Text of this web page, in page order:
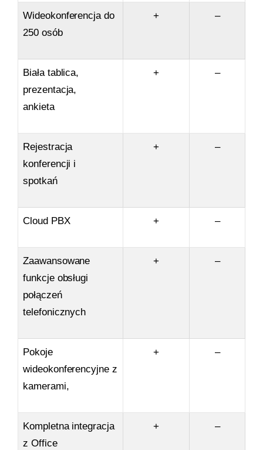
Wideokonferencja do
250 osób
+ –
Biała tablica,
prezentacja,
ankieta
+ –
Rejestracja
konferencji i
spotkań
+ –
Cloud PBX + –
Zaawansowane
funkcje obsługi
połączeń
telefonicznych
+ –
Pokoje
wideokonferencyjne z
kamerami,
+ –
Kompletna integracja
z Office
+ –